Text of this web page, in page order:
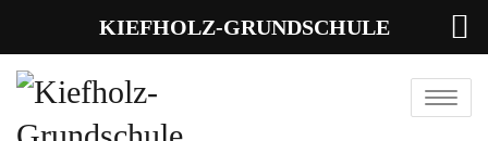
Toggle
KIEFHOLZ-GRUNDSCHULE